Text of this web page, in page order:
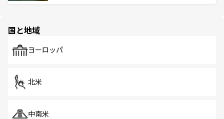
で、ホーカーズは地元の風情を楽しめる外せないスポット
国と地域
ヨーロッパ
北米
中南米